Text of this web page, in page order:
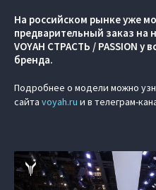
На российском рынке уже
предварительный заказ на
VOYAH СТРАСТЬ / PASSION
бренда.
Подробнее о модели можно
сайта voyah.ru и в телеграм-